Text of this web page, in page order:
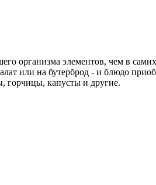
организма элементов, чем в
или на бутерброд - и блюдо
горчицы, капусты и другие.